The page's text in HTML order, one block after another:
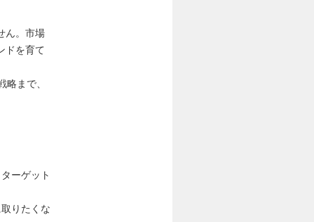
ん。市場
ドを育て
まで、
ーゲット
りたくな